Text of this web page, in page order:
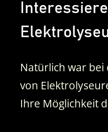
Natürlich war bei
von
Ihre Möglichkeit